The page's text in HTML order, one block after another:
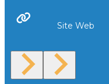
Site Web